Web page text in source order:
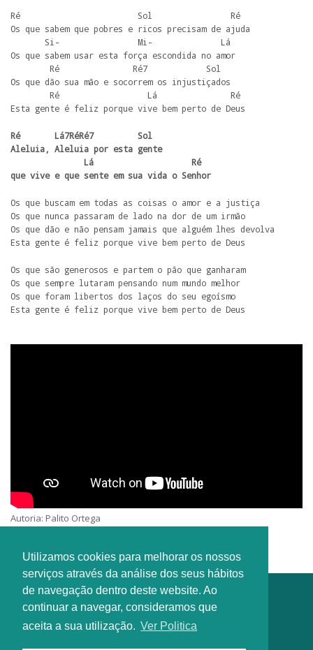
Utilizamos cookies para melhorar os nossos
serviços através da análise dos seus hábitos
de navegação dentro deste website. Ao
continuar a navegar, consideramos que
aceita a sua utilização. Ver Politica
Ré                        Sol                Ré
Os que sabem que pobres e ricos precisam de ajuda
Os que sabem usar esta força escondida no amor
Os que dão sua mão e socorrem os injustiçados
Esta gente é feliz porque vive bem perto de Deus
Ré       Lá7RéRé7         Sol
Aleluia, Aleluia por esta gente
que vive e que sente em sua vida o Senhor
Os que buscam em todas as coisas o amor e a justiça
Os que nunca passaram de lado na dor de um irmão
Os que dão e não pensam jamais que alguém lhes devolva
Esta gente é feliz porque vive bem perto de Deus
Os que são generosos e partem o pão que ganharam
Os que sempre lutaram pensando num mundo melhor
Os que foram libertos dos laços do seu egoísmo
Esta gente é feliz porque vive bem perto de Deus
Autoria: Palito Ortega